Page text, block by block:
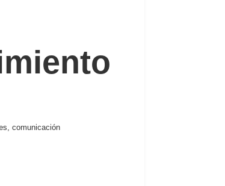
comunicación